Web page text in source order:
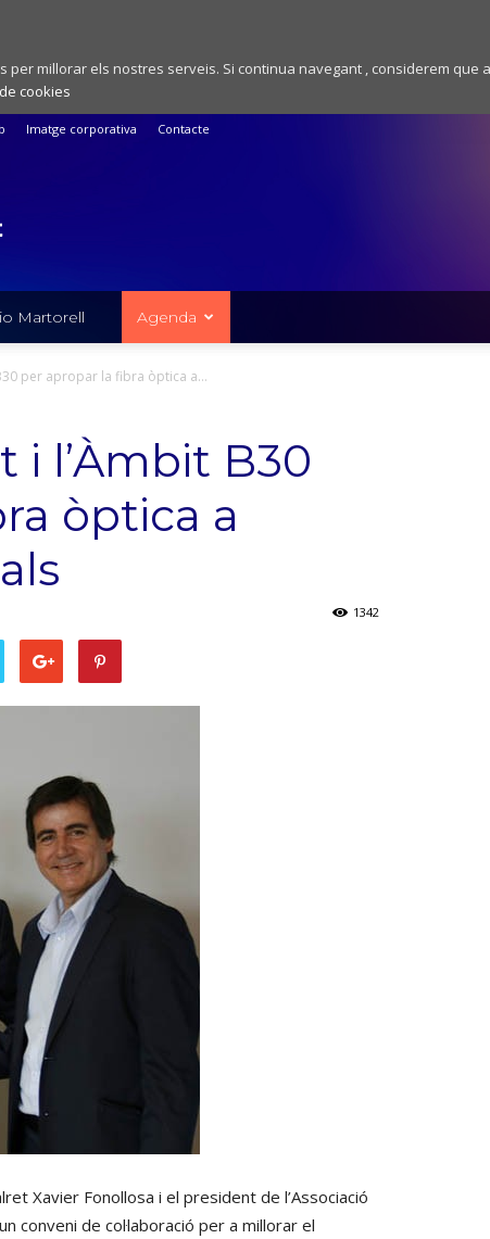
per millorar els nostres serveis. Si continua navegant , considerem que
cookies
Imatge corporativa Contacte
Martorell Agenda
per apropar la fibra òptica a...
i l’Àmbit B30
òptica a
1342
Xavier Fonollosa i el president de l’Associació
conveni de col·laboració per a millorar el